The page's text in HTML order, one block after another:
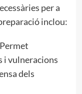
per a
inclou:
vulneracions
dels